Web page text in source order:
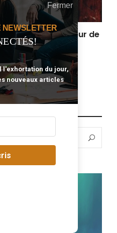
tu d’être le bonheur de
?
Fermer
l'exhortation du jour,
nouveaux articles